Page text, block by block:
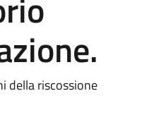
della riscossione